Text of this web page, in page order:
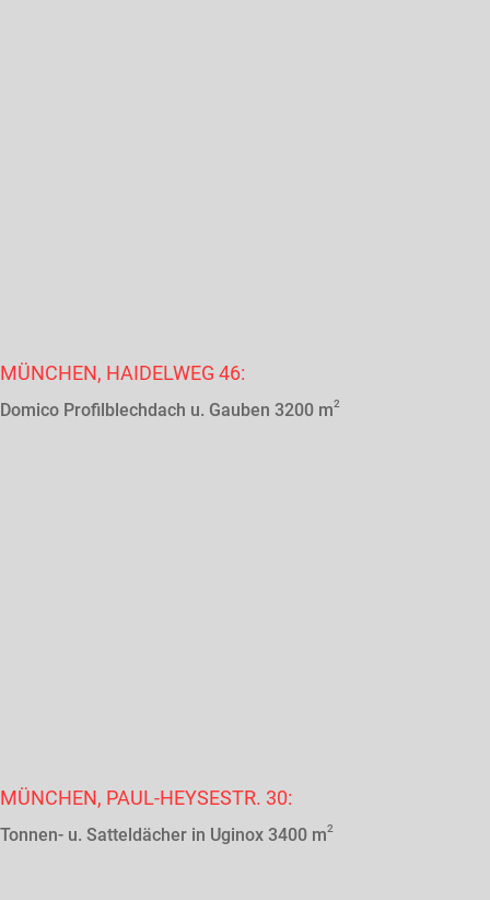
MÜNCHEN, HAIDELWEG 46:
Domico Profilblechdach u. Gauben 3200 m2
MÜNCHEN, PAUL-HEYSESTR. 30:
Tonnen- u. Satteldächer in Uginox 3400 m2